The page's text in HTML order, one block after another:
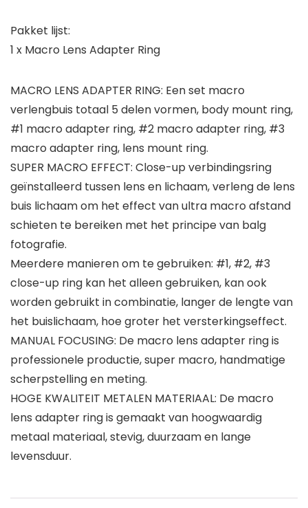
Pakket lijst:
1 x Macro Lens Adapter Ring
MACRO LENS ADAPTER RING: Een set macro
verlengbuis totaal 5 delen vormen, body mount ring,
#1 macro adapter ring, #2 macro adapter ring, #3
macro adapter ring, lens mount ring.
SUPER MACRO EFFECT: Close-up verbindingsring
geïnstalleerd tussen lens en lichaam, verleng de lens
buis lichaam om het effect van ultra macro afstand
schieten te bereiken met het principe van balg
fotografie.
Meerdere manieren om te gebruiken: #1, #2, #3
close-up ring kan het alleen gebruiken, kan ook
worden gebruikt in combinatie, langer de lengte van
het buislichaam, hoe groter het versterkingseffect.
MANUAL FOCUSING: De macro lens adapter ring is
professionele productie, super macro, handmatige
scherpstelling en meting.
HOGE KWALITEIT METALEN MATERIAAL: De macro
lens adapter ring is gemaakt van hoogwaardig
metaal materiaal, stevig, duurzaam en lange
levensduur.